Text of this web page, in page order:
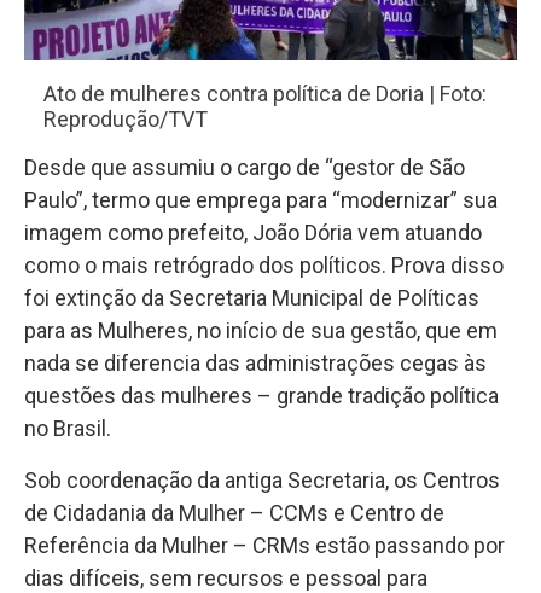
Ato de mulheres contra política de Doria | Foto:
Reprodução/TVT
Desde que assumiu o cargo de “gestor de São
Paulo”, termo que emprega para “modernizar” sua
imagem como prefeito, João Dória vem atuando
como o mais retrógrado dos políticos. Prova disso
foi extinção da Secretaria Municipal de Políticas
para as Mulheres, no início de sua gestão, que em
nada se diferencia das administrações cegas às
questões das mulheres – grande tradição política
no Brasil.
Sob coordenação da antiga Secretaria, os Centros
de Cidadania da Mulher – CCMs e Centro de
Referência da Mulher – CRMs estão passando por
dias difíceis, sem recursos e pessoal para